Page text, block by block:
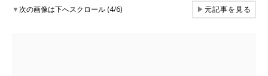
▼次の画像は下へスクロール (4/6) ▶元記事を見る